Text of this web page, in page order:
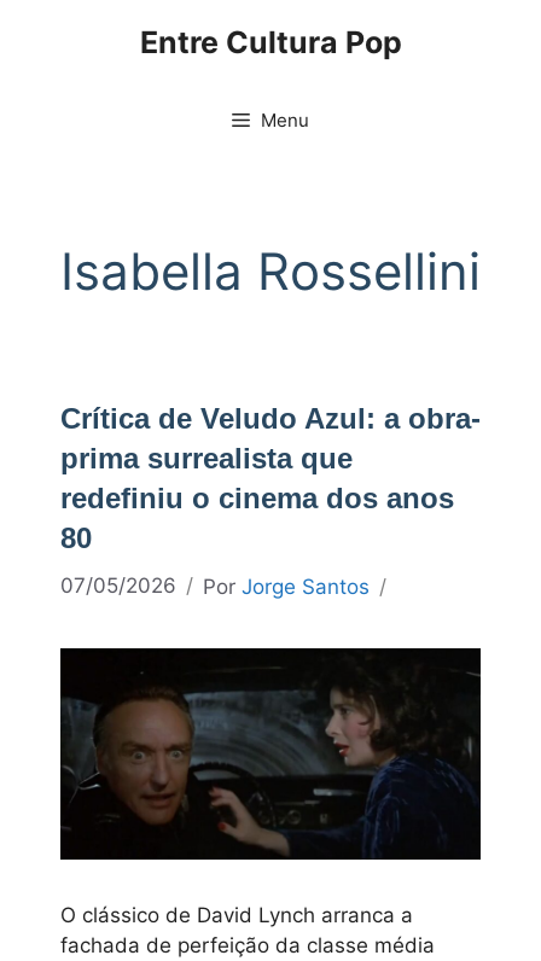
Entre Cultura Pop
Menu
Isabella Rossellini
Crítica de Veludo Azul: a obra-
prima surrealista que
redefiniu o cinema dos anos
80
07/05/2026 Por Jorge Santos
O clássico de David Lynch arranca a
fachada de perfeição da classe média